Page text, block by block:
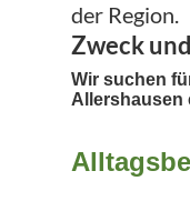
der Region.
Zweck
Wir suchen
Allershausen